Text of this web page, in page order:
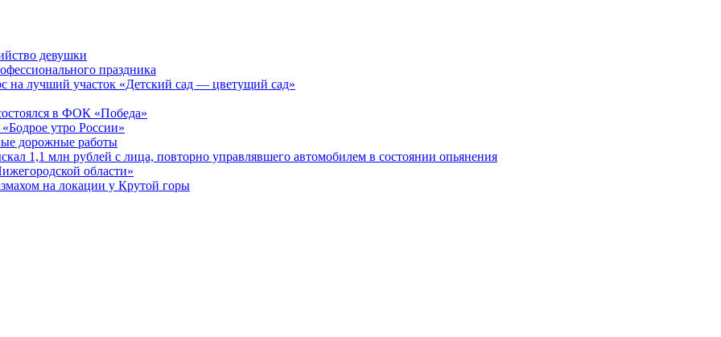
девушки
праздника
на лучший участок «Детский сад — цветущий сад»
в ФОК «Победа»
утро России»
дорожные работы
1,1 млн рублей с лица, повторно управлявшего автомобилем в состоянии опьянения
области»
на локации у Крутой горы